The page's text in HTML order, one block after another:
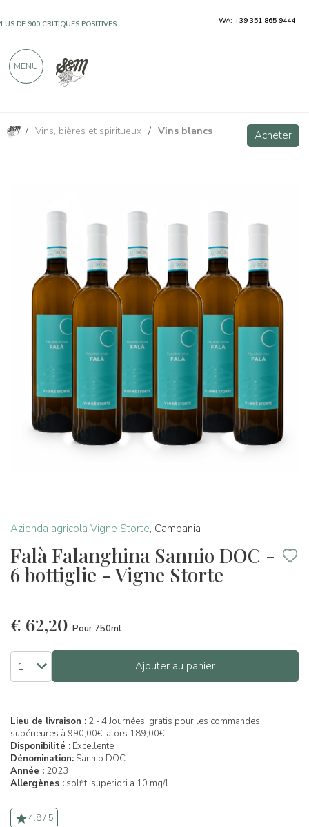
/ Vins, bières et spiritueux / Vins blancs Acheter
Azienda agricola Vigne Storte, Campania
Falà Falanghina Sannio DOC -
6 bottiglie - Vigne Storte
€ 62,20 Pour 750ml
Ajouter au panier
Lieu de livraison : 2 - 4 Journées, gratis pour les commandes
supérieures à 990,00€, alors 189,00€
Disponibilité : Excellente
Dénomination: Sannio DOC
Année : 2023
Allergènes : solfiti superiori a 10 mg/l
4.8 / 5
Falà Falanghina Sannio DOC - 6 bottiglie - Vigne Storte Acheter
DE 900 CRITIQUES POSITIVES WA: +39 351 865 9444
MENU